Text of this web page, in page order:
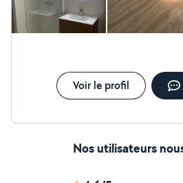
Préparation des murs, peinture
finitions soignées. Carrelage & faïence : Pose de sols et
Voir le profil
Nos utilisateurs